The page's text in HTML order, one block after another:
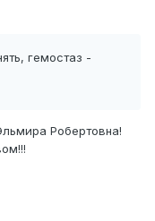
гемостаз -
Робертовна!